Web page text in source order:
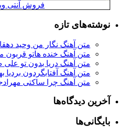
فروش آنتی
نوشته‌های تازه
متن آهنگ نگار من وحید
متن آهنگ خنده هاتو قربون
متن آهنگ دریا بدون تو
متن آهنگ آفتابگردون بردیا
متن آهنگ چرا ساکتی
آخرین دیدگاه‌ها
بایگانی‌ها